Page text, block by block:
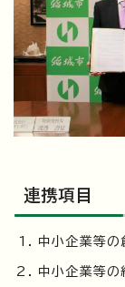
連携項目
中小企業等の
中小企業等の